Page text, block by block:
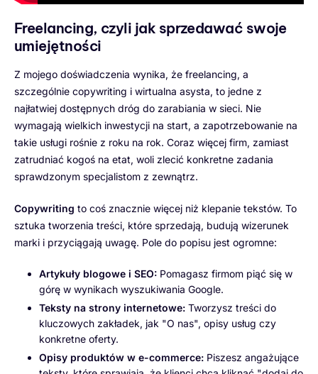
Freelancing, czyli jak sprzedawać swoje
umiejętności
Z mojego doświadczenia wynika, że freelancing, a
szczególnie copywriting i wirtualna asysta, to jedne z
najłatwiej dostępnych dróg do zarabiania w sieci. Nie
wymagają wielkich inwestycji na start, a zapotrzebowanie na
takie usługi rośnie z roku na rok. Coraz więcej firm, zamiast
zatrudniać kogoś na etat, woli zlecić konkretne zadania
sprawdzonym specjalistom z zewnątrz.
Copywriting to coś znacznie więcej niż klepanie tekstów. To
sztuka tworzenia treści, które sprzedają, budują wizerunek
marki i przyciągają uwagę. Pole do popisu jest ogromne:
Artykuły blogowe i SEO: Pomagasz firmom piąć się w
górę w wynikach wyszukiwania Google.
Teksty na strony internetowe: Tworzysz treści do
kluczowych zakładek, jak "O nas", opisy usług czy
konkretne oferty.
Opisy produktów w e-commerce: Piszesz angażujące